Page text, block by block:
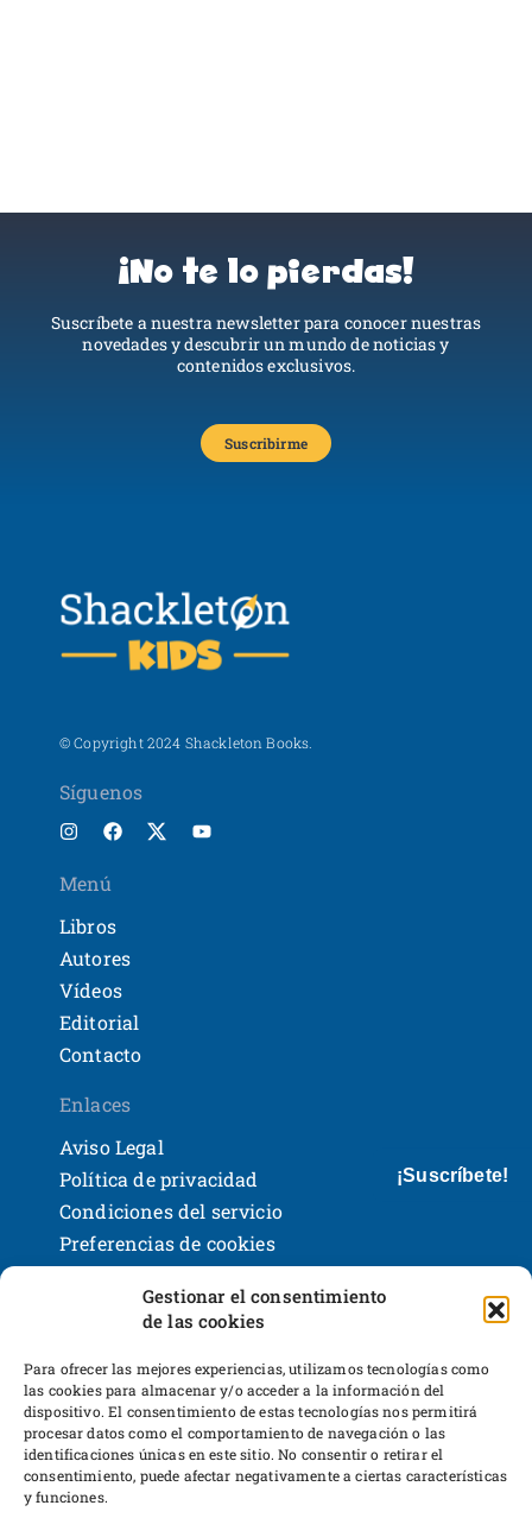
Gestionar el consentimiento
de las cookies
Para ofrecer las mejores experiencias, utilizamos tecnologías como
las cookies para almacenar y/o acceder a la información del
dispositivo. El consentimiento de estas tecnologías nos permitirá
procesar datos como el comportamiento de navegación o las
identificaciones únicas en este sitio. No consentir o retirar el
consentimiento, puede afectar negativamente a ciertas características
y funciones.
¡No te lo pierdas!
Suscríbete a nuestra newsletter para conocer nuestras
novedades y descubrir un mundo de noticias y
contenidos exclusivos.
Suscribirme
© Copyright 2024 Shackleton Books.
Síguenos
Menú
Libros
Autores
Vídeos
Editorial
Contacto
Enlaces
Aviso Legal
Política de privacidad
Condiciones del servicio
Preferencias de cookies
Políticas de devoluciones y reembolsos
Bases legales y sorteos
Desarrollo web
¡Suscríbete!